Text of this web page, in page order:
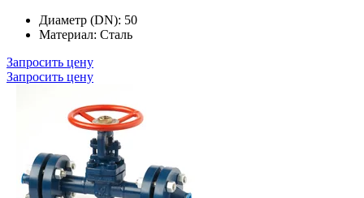
Диаметр (DN): 50
Материал: Сталь
Запросить цену
Запросить цену